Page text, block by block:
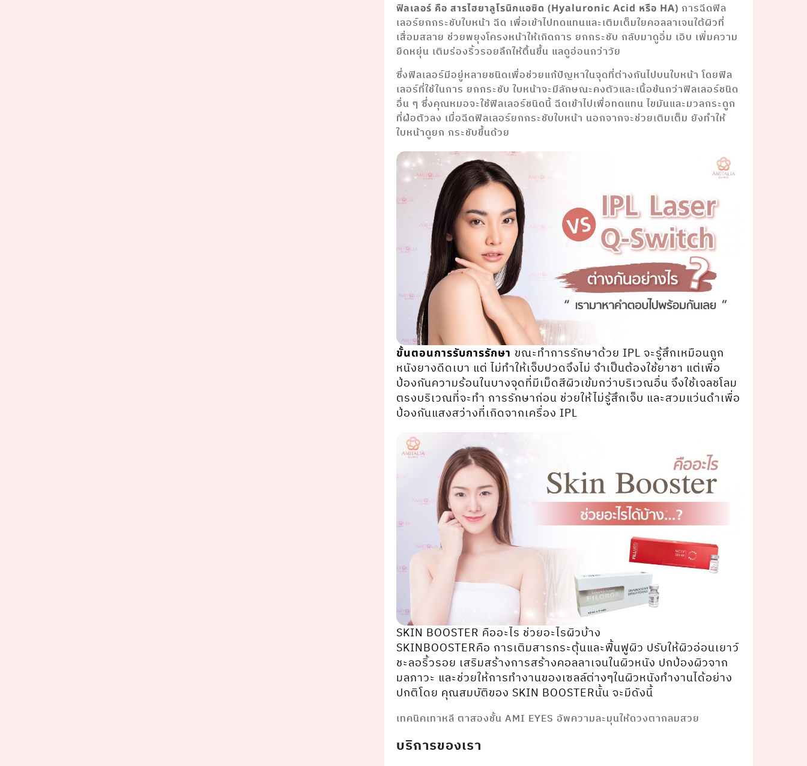
ฟิลเลอร์ คือ สารไฮยาลูโรนิกแอซิด (Hyaluronic Acid หรือ HA) การฉีดฟิล
เลอร์ยกกระชับใบหน้า ฉีด เพื่อเข้าไปทดแทนและเติมเต็มใยคอลลาเจนใต้ผิวที่
เสื่อมสลาย ช่วยพยุงโครงหน้าให้เกิดการ ยกกระชับ กลับมาดูอิ่ม เอิบ เพิ่มความ
ยืดหยุ่น เติมร่องริ้วรอยลึกให้ตื้นขึ้น แลดูอ่อนกว่าวัย
ซึ่งฟิลเลอร์มีอยู่หลายชนิดเพื่อช่วยแก้ปัญหาในจุดที่ต่างกันไปบนใบหน้า โดยฟิล
เลอร์ที่ใช้ในการ ยกกระชับ ใบหน้าจะมีลักษณะคงตัวและเนื้อข้นกว่าฟิลเลอร์ชนิด
อื่น ๆ ซึ่งคุณหมอจะใช้ฟิลเลอร์ชนิดนี้ ฉีดเข้าไปเพื่อทดแทน ไขมันและมวลกระดูก
ที่ฝ่อตัวลง เมื่อฉีดฟิลเลอร์ยกกระชับใบหน้า นอกจากจะช่วยเติมเต็ม ยังทําให้
ใบหน้าดูยก กระชับขึ้นด้วย
ขั้นตอนการรับการรักษา ขณะทําการรักษาด้วย IPL จะรู้สึกเหมือนถูก
หนังยางดีดเบา แต่ ไม่ทําให้เจ็บปวดจึงไม่ จําเป็นต้องใช้ยาชา แต่เพื่อ
ป้องกันความร้อนในบางจุดที่มีเม็ดสีผิวเข้มกว่าบริเวณอื่น จึงใช้เจลชโลม
ตรงบริเวณที่จะทํา การรักษาก่อน ช่วยให้ไม่รู้สึกเจ็บ และสวมแว่นดําเพื่อ
ป้องกันแสงสว่างที่เกิดจากเครื่อง IPL
SKIN BOOSTER คืออะไร ช่วยอะไรผิวบ้าง
SKINBOOSTERคือ การเติมสารกระตุ้นและฟื้นฟูผิว ปรับให้ผิวอ่อนเยาว์
ชะลอริ้วรอย เสริมสร้างการสร้างคอลลาเจนในผิวหนัง ปกป้องผิวจาก
มลภาวะ และช่วยให้การทํางานของเซลล์ต่างๆในผิวหนังทํางานได้อย่าง
ปกติโดย คุณสมบัติของ SKIN BOOSTERนั้น จะมีดังนี้
เทคนิคเทาหลี ตาสองชั้น AMI EYES อัพความละมุนให้ดวงตากลมสวย
บริการของเรา